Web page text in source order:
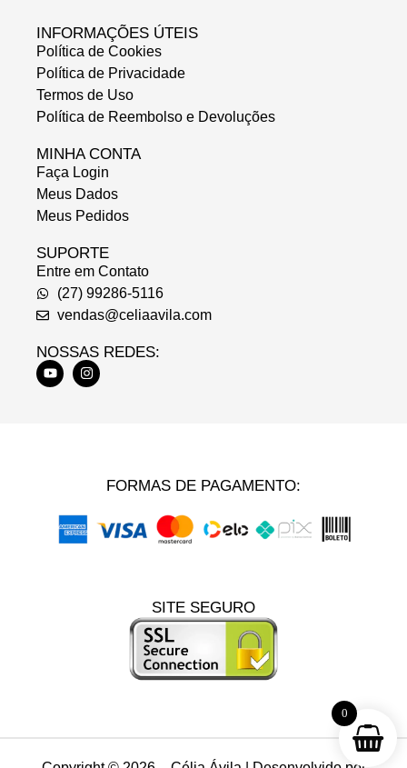
INFORMAÇÕES ÚTEIS
Política de Cookies
Política de Privacidade
Termos de Uso
Política de Reembolso e Devoluções
MINHA CONTA
Faça Login
Meus Dados
Meus Pedidos
SUPORTE
Entre em Contato
(27) 99286-5116
vendas@celiaavila.com
NOSSAS REDES:
FORMAS DE PAGAMENTO:
SITE SEGURO
0